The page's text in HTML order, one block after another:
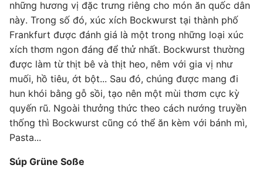
những hương vị đặc trưng riêng cho món ăn quốc dân
này. Trong số đó, xúc xích Bockwurst tại thành phố
Frankfurt được đánh giá là một trong những loại xúc
xích thơm ngon đáng để thử nhất. Bockwurst thường
được làm từ thịt bê và thịt heo, nêm với gia vị như
muối, hồ tiêu, ớt bột... Sau đó, chúng được mang đi
hun khói bằng gỗ sồi, tạo nên một mùi thơm cực kỳ
quyến rũ. Ngoài thưởng thức theo cách nướng truyền
thống thì Bockwurst cũng có thể ăn kèm với bánh mì,
Pasta...
Súp Grüne Soße